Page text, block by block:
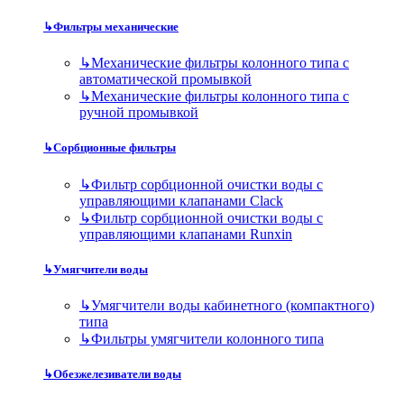
↳Фильтры механические
↳Механические фильтры колонного типа с
автоматической промывкой
↳Механические фильтры колонного типа с
ручной промывкой
↳Сорбционные фильтры
↳Фильтр сорбционной очистки воды с
управляющими клапанами Clack
↳Фильтр сорбционной очистки воды с
управляющими клапанами Runxin
↳Умягчители воды
↳Умягчители воды кабинетного (компактного)
типа
↳Фильтры умягчители колонного типа
↳Обезжелезиватели воды